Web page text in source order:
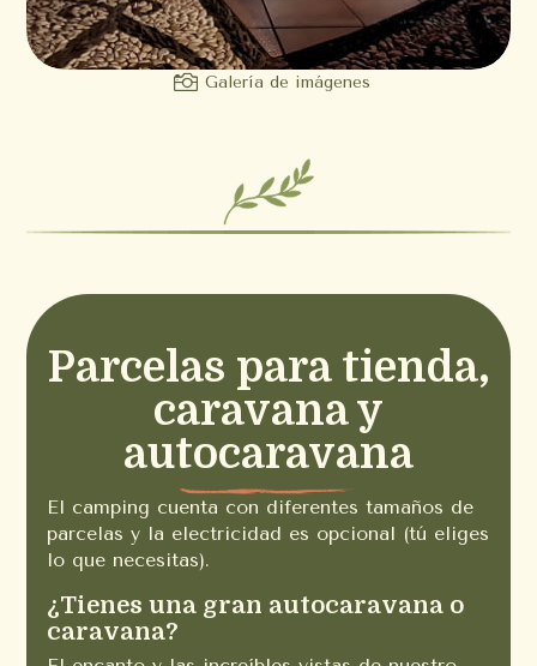
 Galería de imágenes
Parcelas para tienda,
caravana y
autocaravana
El camping cuenta con diferentes tamaños de
parcelas y la electricidad es opcional (tú eliges
lo que necesitas).
¿Tienes una gran autocaravana o
caravana?